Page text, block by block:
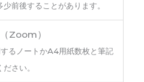
前後することがあります。
Zoom）
るノートかA4用紙数枚と筆記
さい。